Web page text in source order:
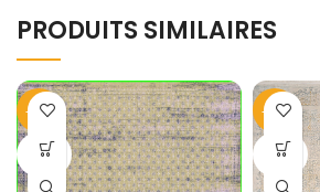
PRODUITS SIMILAIRES
-40%
SOLD
OUT
-40%
SOLD
OUT